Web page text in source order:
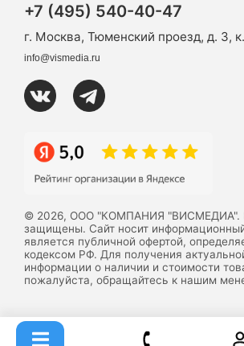
+7 (495) 540-40-47
г. Москва, Тюменский проезд, д. 3,
info@vismedia.ru
© 2026, ООО "КОМПАНИЯ "ВИСМЕДИА".
защищены. Сайт носит
является публичной офертой,
кодексом РФ. Для получения
информации о наличии и стоимости
пожалуйста, обращайтесь к нашим